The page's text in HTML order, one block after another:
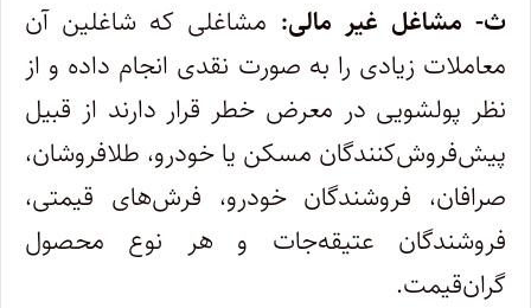
ث- مشاغل غیر مالی: مشاغلی که شاغلین آن
معاملات زیادی را به صورت نقدی انجام داده و از
نظر پولشویی در معرض خطر قرار دارند از قبیل
پیش‌فروش‌کنندگان مسکن یا خودرو، طلافروشان،
صرافان، فروشندگان خودرو، فرش‌های قیمتی،
فروشندگان عتیقه‌جات و هر نوع محصول
گران‌قیمت.